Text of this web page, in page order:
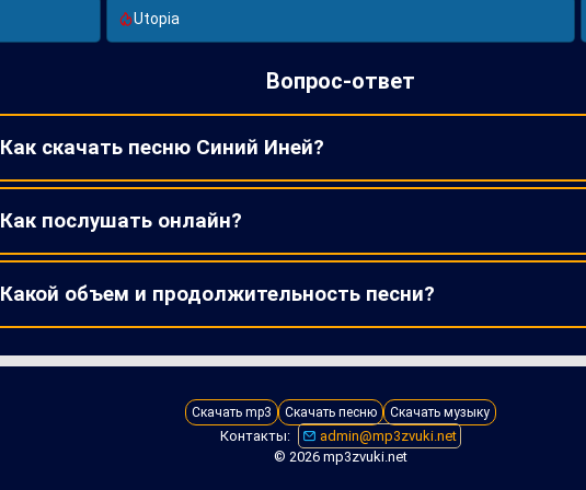
Utopia
Вопрос-ответ
Как скачать песню Синий Иней?
Как послушать онлайн?
Какой объем и продолжительность песни?
Скачать mp3 Скачать песню Скачать музыку
Контакты:
admin@mp3zvuki.net
© 2026 mp3zvuki.net